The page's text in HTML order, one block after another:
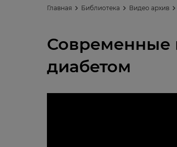
Главная Библиотека Видео архив
Современные
диабетом